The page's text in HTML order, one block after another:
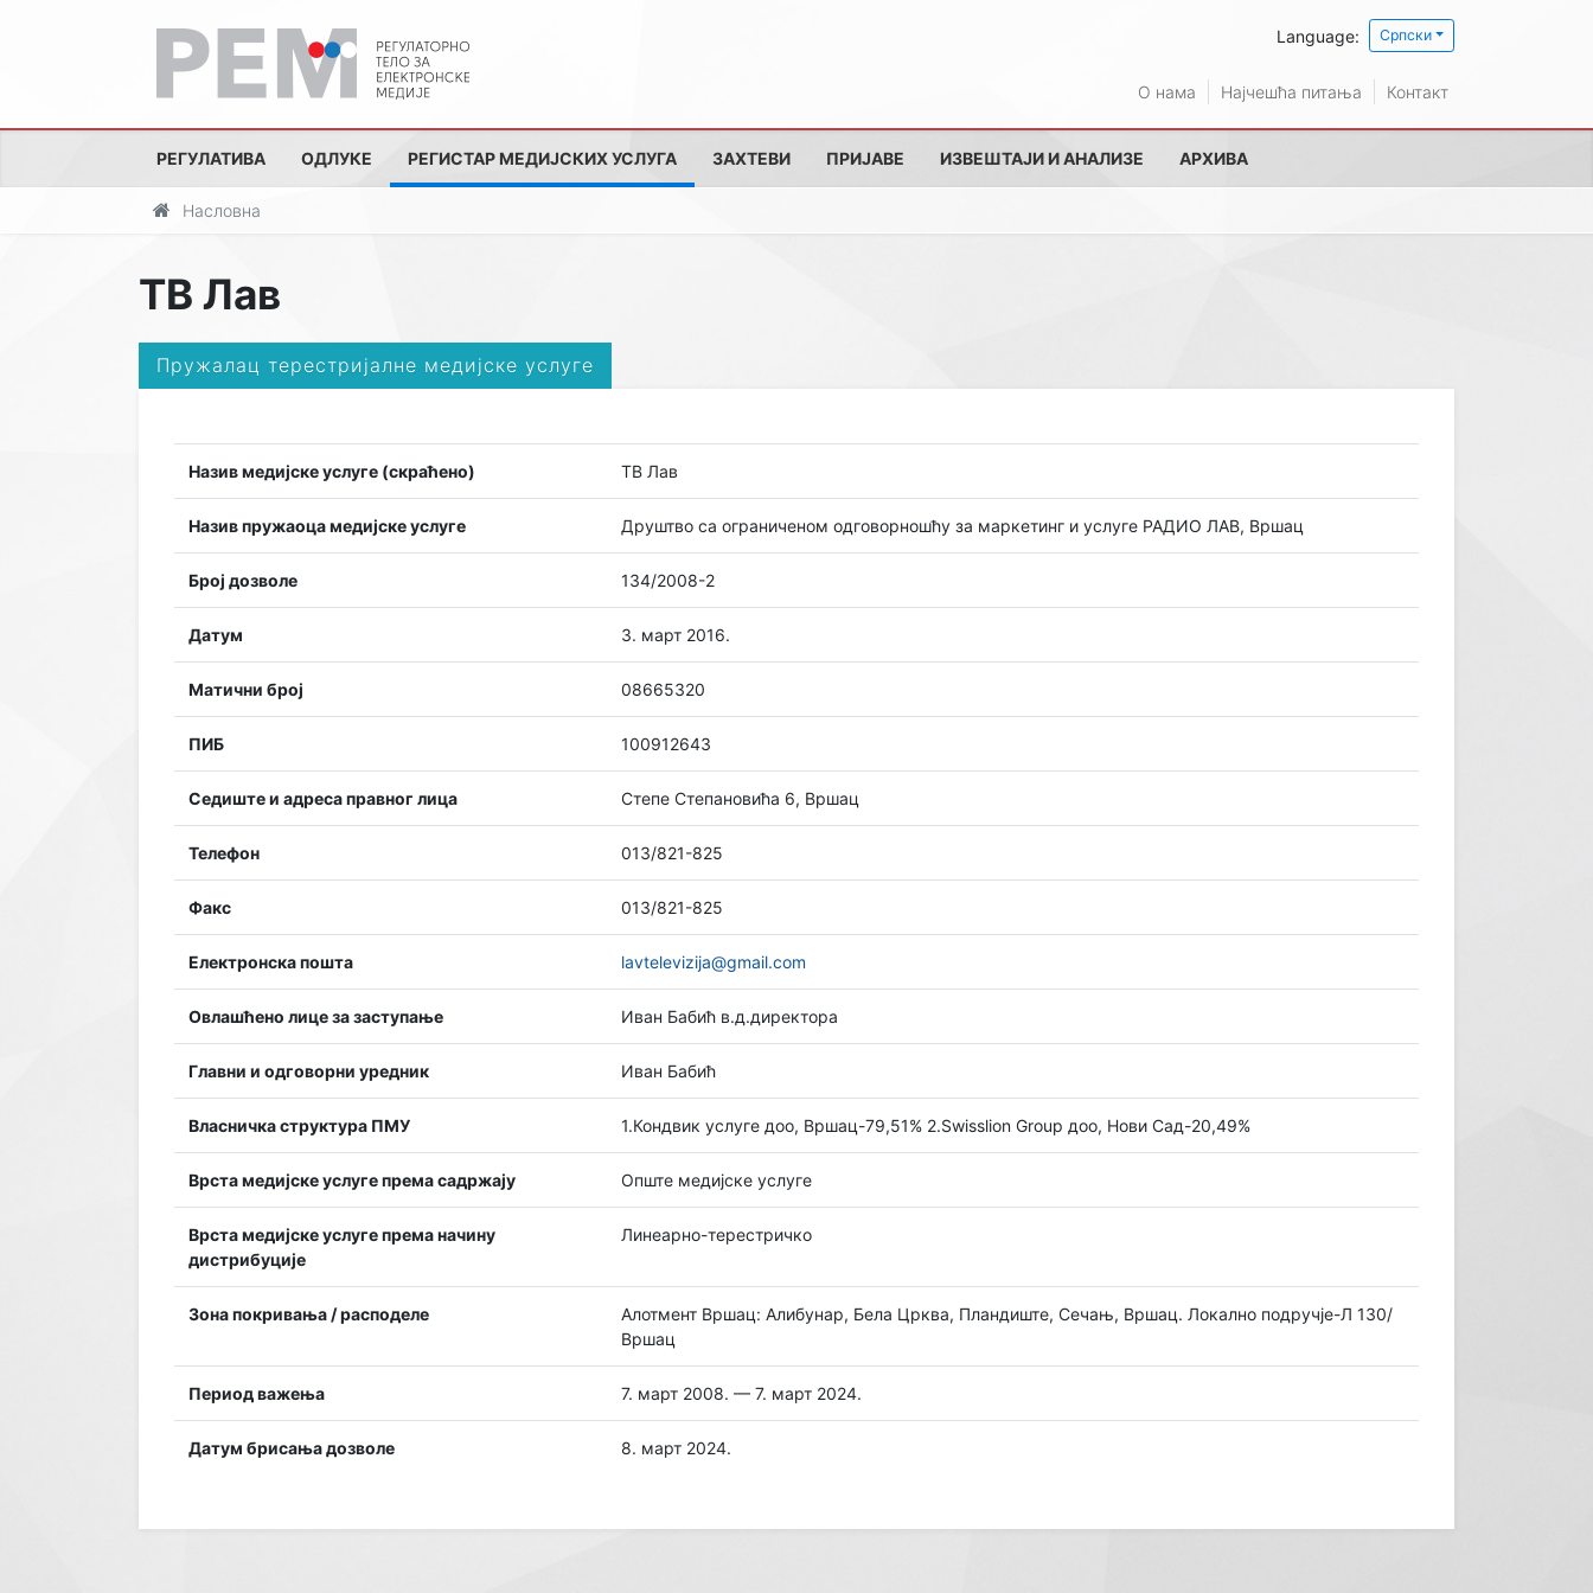
Language: Српски
О нама Најчешћа питања Контакт
РЕГУЛАТИВА ОДЛУКЕ РЕГИСТАР МЕДИЈСКИХ УСЛУГА ЗАХТЕВИ ПРИЈАВЕ ИЗВЕШТАЈИ И АНАЛИЗЕ АРХИВА
Насловна
ТВ Лав
Пружалац терестријалне медијске услуге
Назив медијске услуге (скраћено) ТВ Лав
Назив пружаоца медијске услуге Друштво са ограниченом одговорношћу за маркетинг и услуге РАДИО ЛАВ, Вршац
Број дозволе 134/2008-2
Датум 3. март 2016.
Матични број 08665320
ПИБ 100912643
Седиште и адреса правног лица Степе Степановића 6, Вршац
Телефон 013/821-825
Факс 013/821-825
Електронска пошта lavtelevizija@gmail.com
Овлашћено лице за заступање Иван Бабић в.д.директора
Главни и одговорни уредник Иван Бабић
Власничка структура ПМУ 1.Кондвик услуге доо, Вршац-79,51% 2.Swisslion Group доо, Нови Сад-20,49%
Врста медијске услуге према садржају Опште медијске услуге
Врста медијске услуге према начину
дистрибуције
Линеарно-терестричко
Зона покривања / расподеле
Алотмент Вршац: Алибунар, Бела Црква, Пландиште, Сечањ, Вршац. Локално подручје-Л 130/
Вршац
Период важења 7. март 2008. — 7. март 2024.
Датум брисања дозволе 8. март 2024.